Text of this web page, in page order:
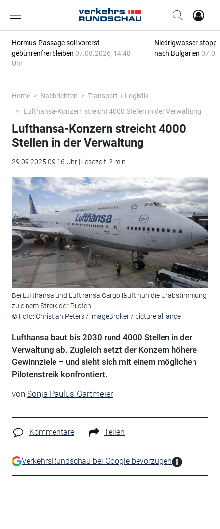
Hormus-Passage soll vorerst
gebührenfrei bleiben 07.08.2026, 14:48
Uhr
Niedrigwasser
nach Bulgarien
Home Nachrichten
Transport + Logistik
Lufthansa-Konzern streicht 4000 Stellen in der Verwaltung
Lufthansa-Konzern streicht 4000
Stellen in der Verwaltung
29.09.2025 09:16 Uhr | Lesezeit: 2 min
Bei Lufthansa und Lufthansa Cargo läuft nun die Urabstimmung
zu einem Streik der Piloten
© Foto: Christian Peters / imageBroker / picture alliance
Lufthansa baut bis 2030 rund 4000 Stellen in der
Verwaltung ab. Zugleich setzt der Konzern höhere
Gewinnziele – und sieht sich mit einem möglichen
Pilotenstreik konfrontiert.
von Sonja Paulus-Gartmeier
Kommentare Teilen
VerkehrsRundschau bei Google bevorzugen